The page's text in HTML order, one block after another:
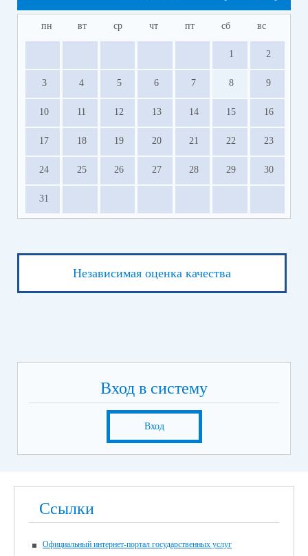
пн вт ср чт пт сб вс
1 2
3 4 5 6 7 8 9
10 11 12 13 14 15 16
17 18 19 20 21 22 23
24 25 26 27 28 29 30
31
Независимая оценка качества
Вход в систему
Вход
Ссылки
Официальный интернет-портал государственных услуг